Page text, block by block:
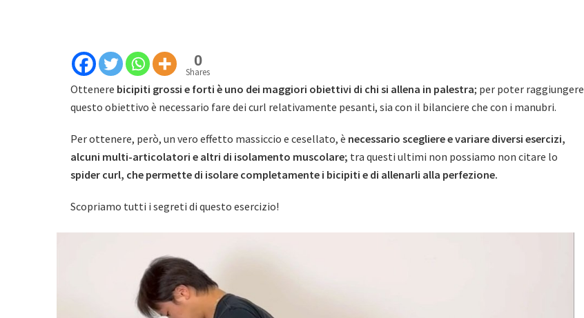
0
Shares
Ottenere bicipiti grossi e forti è uno dei maggiori obiettivi di chi si allena in palestra; per poter raggiungere
questo obiettivo è necessario fare dei curl relativamente pesanti, sia con il bilanciere che con i manubri.
Per ottenere, però, un vero effetto massiccio e cesellato, è necessario scegliere e variare diversi esercizi,
alcuni multi-articolatori e altri di isolamento muscolare; tra questi ultimi non possiamo non citare lo
spider curl, che permette di isolare completamente i bicipiti e di allenarli alla perfezione.
Scopriamo tutti i segreti di questo esercizio!